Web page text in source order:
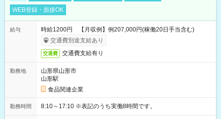
WEB登録・面接OK
給与
時給1200円 【月収例】例207,000円(稼働20日手当含む)
交通費別途支給あり
交通費 交通費支給有り
勤務地
山形県山形市
山形駅
食品関連企業
勤務時間 8:10～17:10 ※表記のうち実働8時間です。